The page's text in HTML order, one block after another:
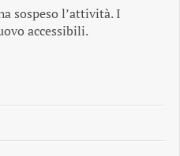
sospeso l’attività. I
accessibili.